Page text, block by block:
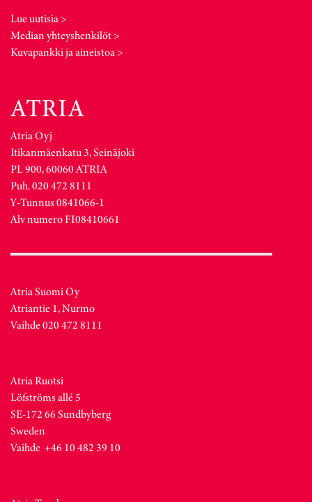
Lue uutisia >
Median yhteyshenkilöt >
Kuvapankki ja aineistoa >
Atria Oyj
Itikanmäenkatu 3, Seinäjoki
PL 900, 60060 ATRIA
Puh. 020 472 8111
Y-Tunnus 0841066-1
Alv numero FI08410661
Atria Suomi Oy
Atriantie 1, Nurmo
Vaihde 020 472 8111
Atria Ruotsi
Löfströms allé 5
SE-172 66 Sundbyberg
Sweden
Vaihde +46 10 482 39 10